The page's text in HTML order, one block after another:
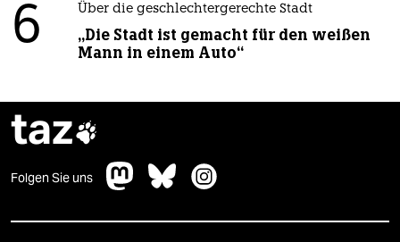
6 Über die geschlechtergerechte Stadt
„Die Stadt ist gemacht für den weißen
Mann in einem Auto“
taz
Folgen Sie uns